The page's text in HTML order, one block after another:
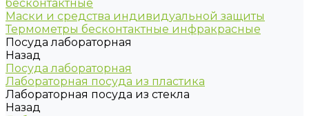
бесконтактные
Маски и средства индивидуальной защиты
Термометры бесконтактные инфракрасные
Посуда лабораторная
Назад
Посуда лабораторная
Лабораторная посуда из пластика
Лабораторная посуда из стекла
Назад